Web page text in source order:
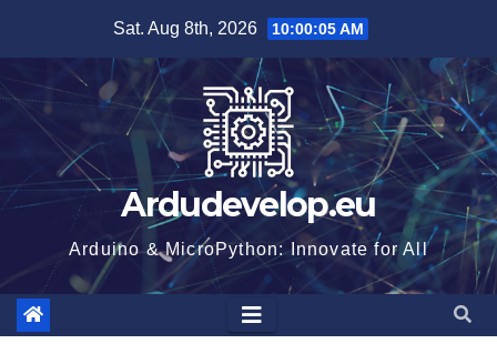
content
Sat. Aug 8th, 2026 10:00:05 AM
Ardudevelop.eu
Arduino & MicroPython: Innovate for All